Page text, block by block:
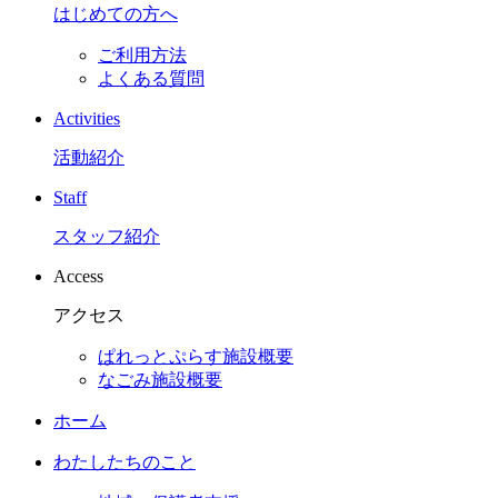
はじめての方へ
ご利用方法
よくある質問
Activities
活動紹介
Staff
スタッフ紹介
Access
アクセス
ぱれっとぷらす施設概要
なごみ施設概要
ホーム
わたしたちのこと